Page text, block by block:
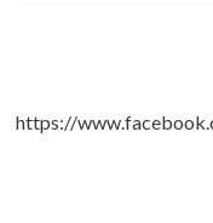
https://